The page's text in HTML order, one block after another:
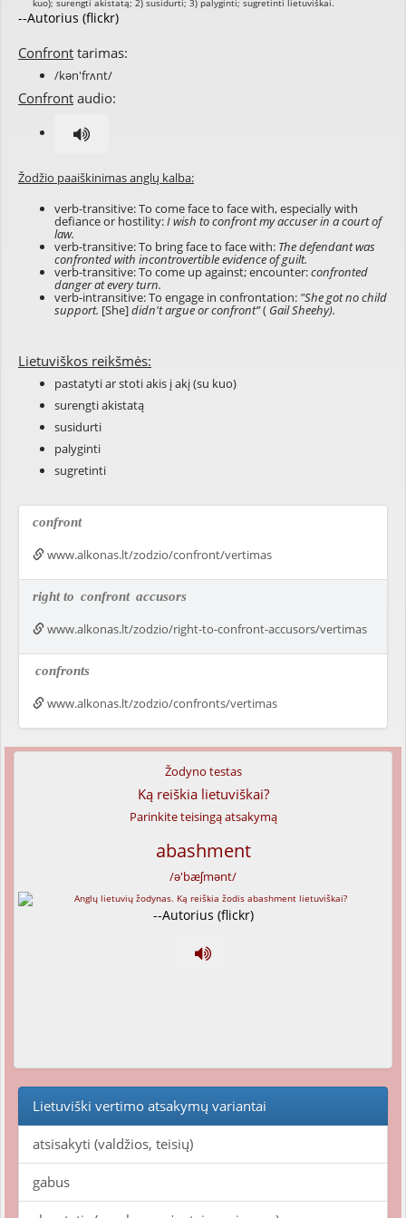
--Autorius (flickr)
Confront tarimas:
/kən'frʌnt/
Confront audio:
Žodžio paaiškinimas anglų kalba:
verb-transitive: To come face to face with, especially with
defiance or hostility:I wish to confront my accuser in a court of
law.
verb-transitive: To bring face to face with: The defendant was
confronted with incontrovertible evidence of guilt.
verb-transitive: To come up against; encounter:confronted
danger at every turn.
verb-intransitive: To engage in confrontation: "She got no child
support. [She]didn't argue or confront”( Gail Sheehy).
Lietuviškos reikšmės:
pastatyti ar stoti akis į akį (su kuo)
surengti akistatą
susidurti
palyginti
sugretinti
confront
www.alkonas.lt/zodzio/confront/vertimas
right to confront accusors
www.alkonas.lt/zodzio/right-to-confront-accusors/vertimas
confronts
www.alkonas.lt/zodzio/confronts/vertimas
Žodyno testas
Ką reiškia lietuviškai?
Parinkite teisingą atsakymą
abashment
/ə'bæʃmənt/
--Autorius (flickr)
Lietuviški vertimo atsakymų variantai
atsisakyti (valdžios, teisių)
gabus